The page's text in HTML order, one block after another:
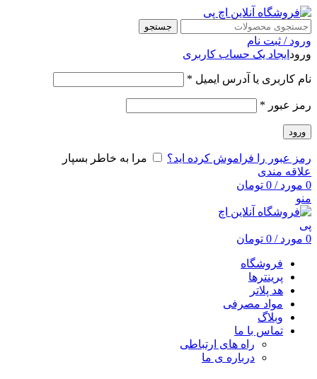
جستجو
ورود / ثبت نام
ورود ایجاد یک حساب کاربری
نام کاربری یا آدرس ایمیل *
رمز عبور *
ورود
رمز عبور را فراموش کرده اید؟
مرا به خاطر بسپار
علاقه مندی
0 مورد /
0 تومان
منو
0 مورد /
0 تومان
فروشگاه
پرینترها
هد پلاتر
مواد مصرفی
وبلاگ
تماس با ما
راه های ارتباطی
درباره ی ما